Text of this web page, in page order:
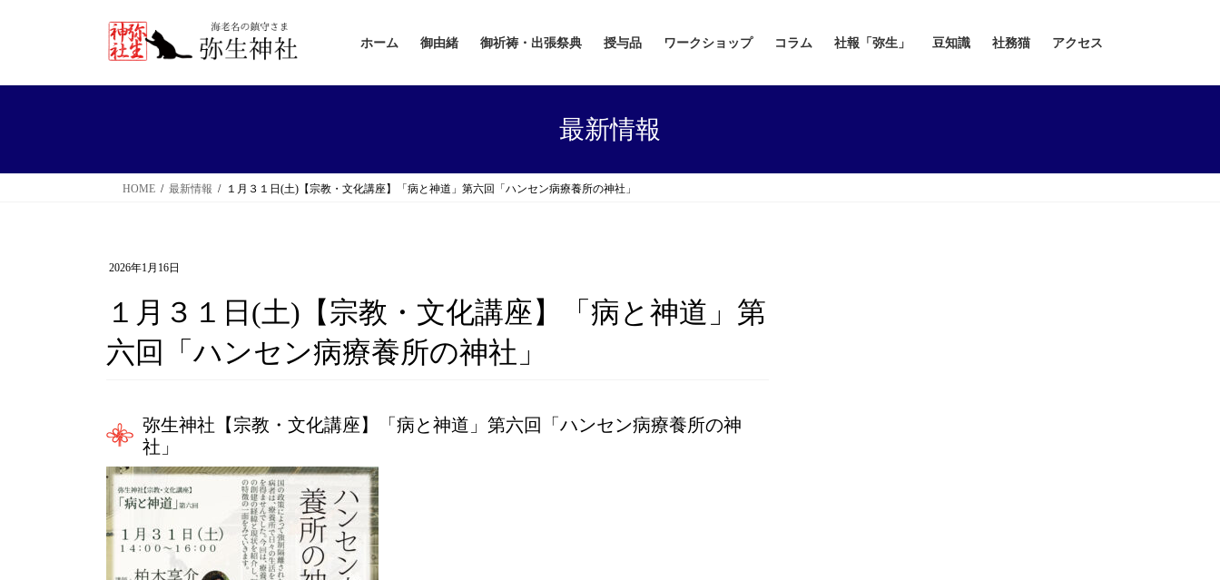
ス
ン
ホーム 御由緒 御祈祷・出張祭典 授与品 ワークショップ コラム 社報「弥生」 豆知識 社務猫 アクセス
最新情報
HOME 最新情報 １月３１日(土)【宗教・文化講座】「病と神道」第六回「ハンセン病療養所の神社」
2026年1月16日
１月３１日(土)【宗教・文化講座】「病と神道」第
六回「ハンセン病療養所の神社」
弥生神社【宗教・文化講座】「病と神道」第六回「ハンセン病療養所の神
社」